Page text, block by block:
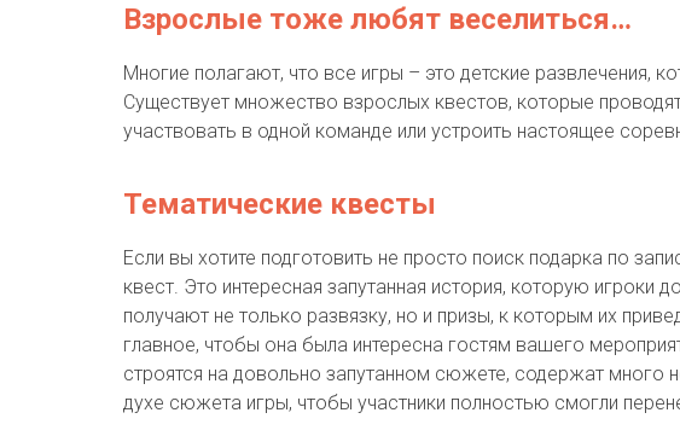
Взрослые тоже любят веселиться…
Многие полагают, что все игры – это детские развлечения,
Существует множество взрослых квестов, которые
участвовать в одной команде или устроить настоящее
Тематические квесты
Если вы хотите подготовить не просто поиск подарка по
квест. Это интересная запутанная история, которую
получают не только развязку, но и призы, к которым их
главное, чтобы она была интересна гостям вашего
строятся на довольно запутанном сюжете, содержат много
духе сюжета игры, чтобы участники полностью смогли